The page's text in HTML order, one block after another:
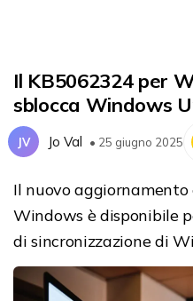
Il KB5062324 per
sblocca Windows
JV Jo Val • 25 giugno 2025
Il nuovo
Windows è disponibile
di sincronizzazione di